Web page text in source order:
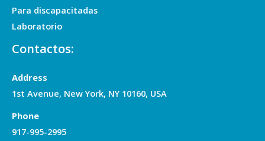
Para discapacitadas
Laboratorio
Contactos:
Address
1st Avenue, New York, NY 10160, USA
Phone
917-995-2995